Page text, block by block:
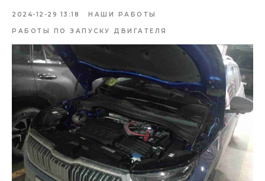
2024-12-29 13:18 НАШИ РАБОТЫ
РАБОТЫ ПО ЗАПУСКУ ДВИГАТЕЛЯ